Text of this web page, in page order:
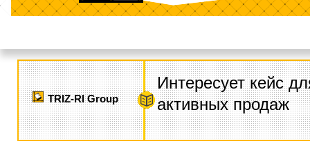
TRIZ-RI Group
Интересует кейс
активных продаж